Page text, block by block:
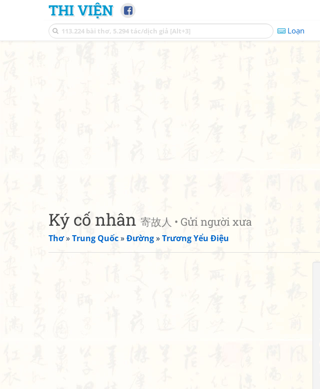
THI VIỆN
Loạn
Ký cố nhân 寄故人 • Gửi người xưa
Thơ»Trung Quốc»Đường»Trương Yểu Điệu